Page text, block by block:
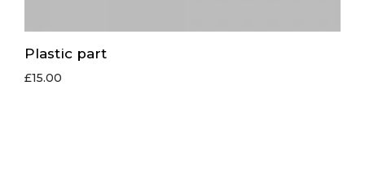
Plastic part
£15.00